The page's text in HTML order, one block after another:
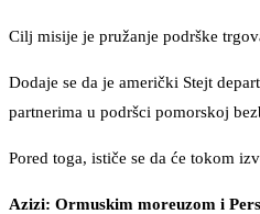
Cilj misije je pružanje podrške
Dodaje se da je američki Stejt
partnerima u podršci pomorskoj
Pored toga, ističe se da će tokom
Azizi: Ormuskim moreuzom i